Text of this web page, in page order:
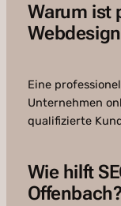
Warum ist
Eine
Unternehmen
qualifizierte
Wie hilft
Offenbach?